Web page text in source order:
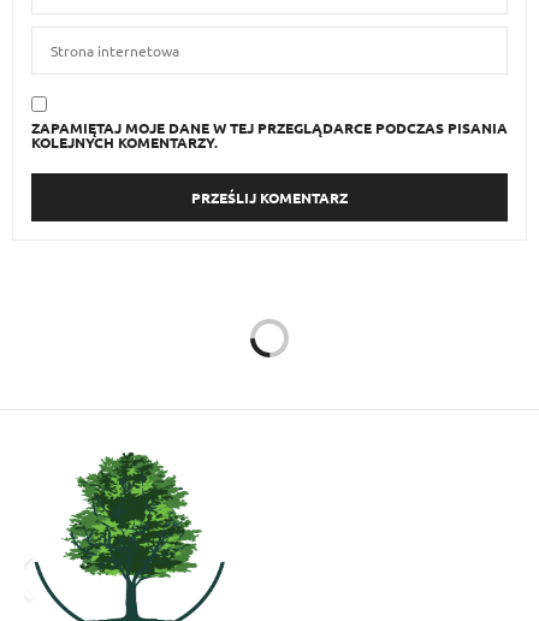
ZAPAMIĘTAJ MOJE DANE W TEJ PRZEGLĄDARCE PODCZAS PISANIA
KOLEJNYCH KOMENTARZY.
Umysł rządzi ciałem
ANNA KASICA BOGUCKA
Psychosomatyka to najprościej mówiąc wpływ psychiki na